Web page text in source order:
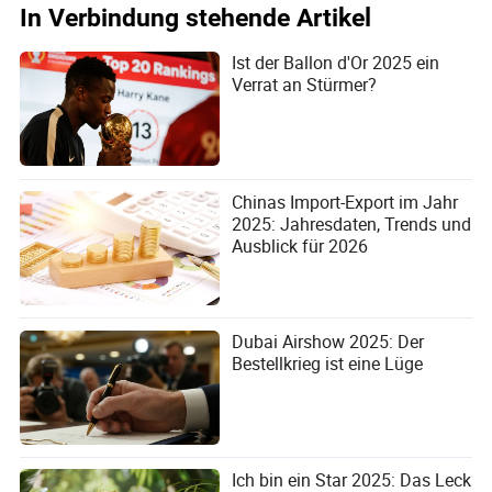
Caroline Weir (Schottland, Real Madrid)
Torhüter und junge Stars glänzen mit Yashin- und Kopa-
Trophäen
Während die Hauptpreise des Ballon d'Or die Schlagzeilen
beherrschen, ehrt die Zeremonie auch die Spezialisten, die
das Rückgrat und die Zukunft des Sports bilden. Die
Yashin-Trophäe für den besten Torhüter und die Kopa-
In Verbindung stehende Artikel
Ist der Ballon d'Or 2025 ein
Verrat an Stürmer?
Chinas Import-Export im Jahr
2025: Jahresdaten, Trends und
Ausblick für 2026
Dubai Airshow 2025: Der
Bestellkrieg ist eine Lüge
Ich bin ein Star 2025: Das Leck